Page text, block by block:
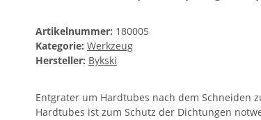
Artikelnummer: 180005
Kategorie: Werkzeug
Hersteller: Bykski
Entgrater um Hardtubes nach dem Schneiden
Hardtubes ist zum Schutz der Dichtungen